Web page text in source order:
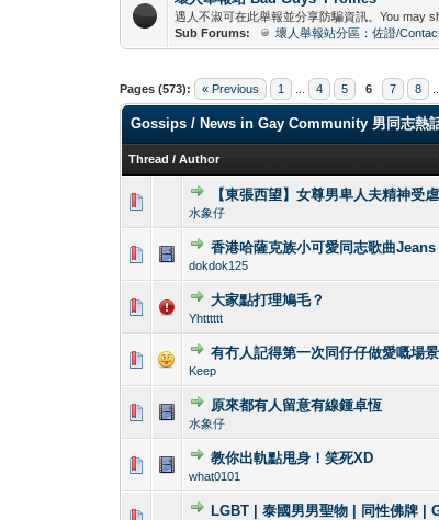
遇人不淑可在此舉報並分享防騙資訊。You may
Sub Forums:
壞人舉報站分區：佐證/
Pages (573): « Previous 1 4 5 6 7 8
Gossips / News in Gay Community 男同志熱
Thread /Author
【東張西望】女尊男卑人夫精神受
水象仔
0 Vote(s)
香港哈薩克族小可愛同志歌曲
dokdok125
0 Vote(s)
大家點打理鳩毛？
Yhtttttt
有冇人記得第一次同仔仔做愛嘅場景
Keep
0 Vote(s)
原來都有人留意有線鍾卓恆
水象仔
0 Vote(s)
教你出軌點甩身！笑死XD
what0101
LGBT | 泰國男男聖物 | 同性佛牌 |